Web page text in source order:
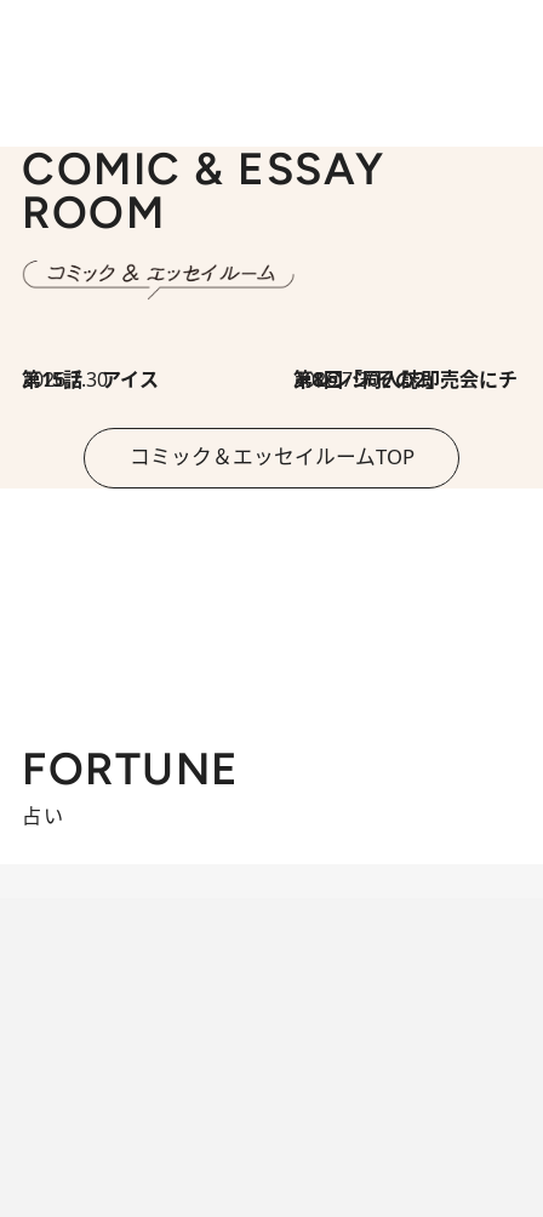
COMIC & ESSAY
ROOM
2026.7.30
第15話 アイス 2026.7.30
第8回「同人誌即売会にチャレンジ その2」
コミック＆エッセイルームTOP
FORTUNE
占い